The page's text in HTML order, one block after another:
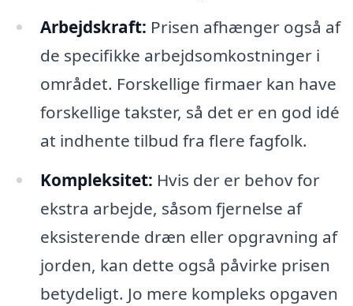
Arbejdskraft: Prisen afhænger også af
de specifikke arbejdsomkostninger i
området. Forskellige firmaer kan have
forskellige takster, så det er en god idé
at indhente tilbud fra flere fagfolk.
Kompleksitet: Hvis der er behov for
ekstra arbejde, såsom fjernelse af
eksisterende dræn eller opgravning af
jorden, kan dette også påvirke prisen
betydeligt. Jo mere kompleks opgaven